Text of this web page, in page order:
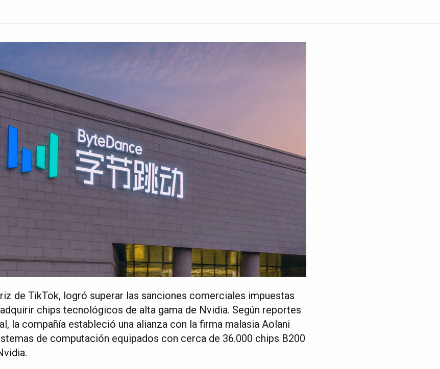
de TikTok, logró superar las sanciones comerciales impuestas
chips tecnológicos de alta gama de Nvidia. Según reportes
la compañía estableció una alianza con la firma malasia Aolani
de computación equipados con cerca de 36.000 chips B200